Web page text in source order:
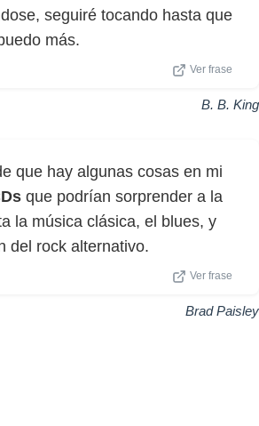
seguiré tocando hasta que
más.
Ver frase
B. B. King
que hay algunas cosas en mi
que podrían sorprender a la
la música clásica, el blues, y
del rock alternativo.
Ver frase
Brad Paisley